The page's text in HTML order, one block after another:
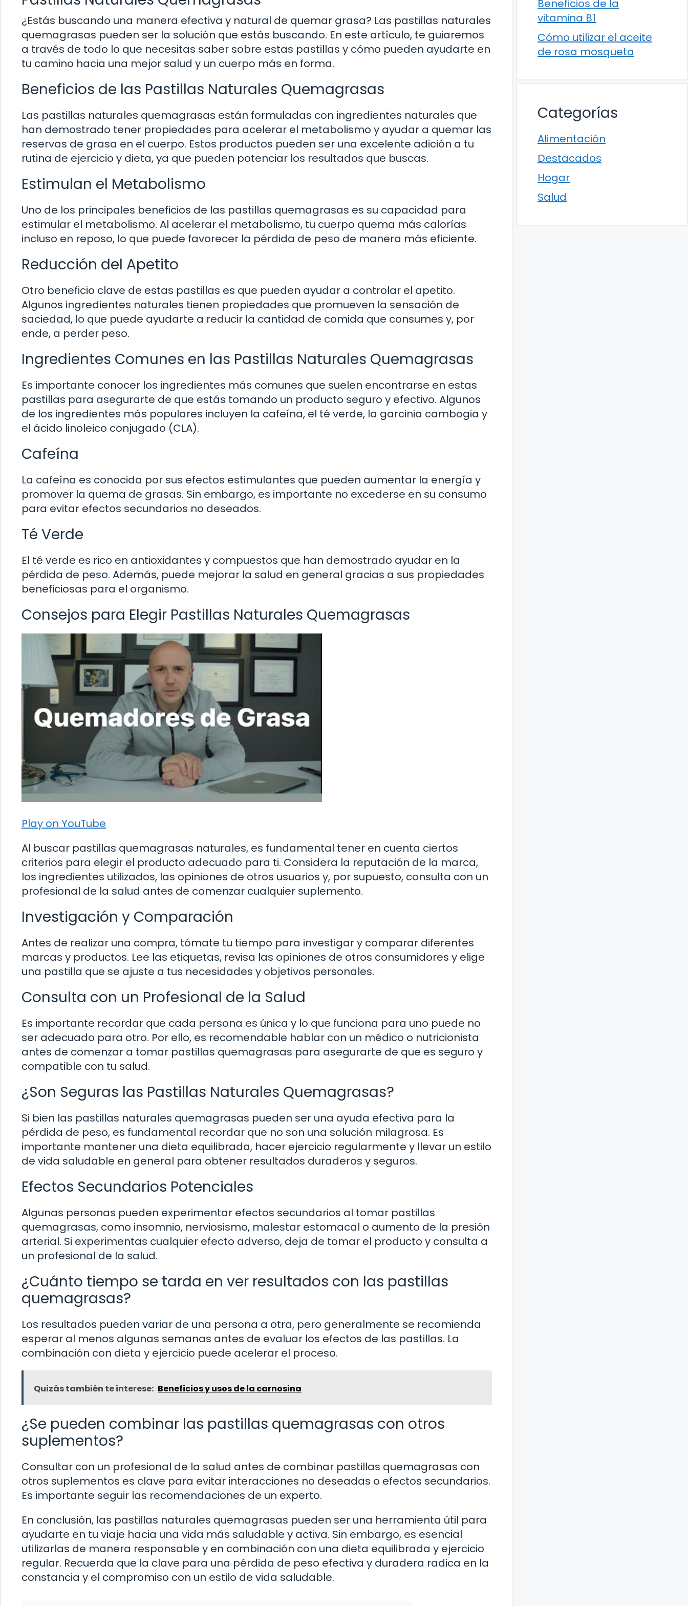
¿Estás buscando una manera efectiva y natural de quemar grasa? Las pastillas naturales
quemagrasas pueden ser la solución que estás buscando. En este artículo, te guiaremos
a través de todo lo que necesitas saber sobre estas pastillas y cómo pueden ayudarte en
tu camino hacia una mejor salud y un cuerpo más en forma.
Beneficios de las Pastillas Naturales Quemagrasas
Las pastillas naturales quemagrasas están formuladas con ingredientes naturales que
han demostrado tener propiedades para acelerar el metabolismo y ayudar a quemar las
reservas de grasa en el cuerpo. Estos productos pueden ser una excelente adición a tu
rutina de ejercicio y dieta, ya que pueden potenciar los resultados que buscas.
Estimulan el Metabolismo
Uno de los principales beneficios de las pastillas quemagrasas es su capacidad para
estimular el metabolismo. Al acelerar el metabolismo, tu cuerpo quema más calorías
incluso en reposo, lo que puede favorecer la pérdida de peso de manera más eficiente.
Reducción del Apetito
Otro beneficio clave de estas pastillas es que pueden ayudar a controlar el apetito.
Algunos ingredientes naturales tienen propiedades que promueven la sensación de
saciedad, lo que puede ayudarte a reducir la cantidad de comida que consumes y, por
ende, a perder peso.
Ingredientes Comunes en las Pastillas Naturales Quemagrasas
Es importante conocer los ingredientes más comunes que suelen encontrarse en estas
pastillas para asegurarte de que estás tomando un producto seguro y efectivo. Algunos
de los ingredientes más populares incluyen la cafeína, el té verde, la garcinia cambogia y
el ácido linoleico conjugado (CLA).
Cafeína
La cafeína es conocida por sus efectos estimulantes que pueden aumentar la energía y
promover la quema de grasas. Sin embargo, es importante no excederse en su consumo
para evitar efectos secundarios no deseados.
Té Verde
El té verde es rico en antioxidantes y compuestos que han demostrado ayudar en la
pérdida de peso. Además, puede mejorar la salud en general gracias a sus propiedades
beneficiosas para el organismo.
Consejos para Elegir Pastillas Naturales Quemagrasas
Play on YouTube
Al buscar pastillas quemagrasas naturales, es fundamental tener en cuenta ciertos
criterios para elegir el producto adecuado para ti. Considera la reputación de la marca,
los ingredientes utilizados, las opiniones de otros usuarios y, por supuesto, consulta con un
profesional de la salud antes de comenzar cualquier suplemento.
Investigación y Comparación
Antes de realizar una compra, tómate tu tiempo para investigar y comparar diferentes
marcas y productos. Lee las etiquetas, revisa las opiniones de otros consumidores y elige
una pastilla que se ajuste a tus necesidades y objetivos personales.
Consulta con un Profesional de la Salud
Es importante recordar que cada persona es única y lo que funciona para uno puede no
ser adecuado para otro. Por ello, es recomendable hablar con un médico o nutricionista
antes de comenzar a tomar pastillas quemagrasas para asegurarte de que es seguro y
compatible con tu salud.
¿Son Seguras las Pastillas Naturales Quemagrasas?
Si bien las pastillas naturales quemagrasas pueden ser una ayuda efectiva para la
pérdida de peso, es fundamental recordar que no son una solución milagrosa. Es
importante mantener una dieta equilibrada, hacer ejercicio regularmente y llevar un estilo
de vida saludable en general para obtener resultados duraderos y seguros.
Efectos Secundarios Potenciales
Algunas personas pueden experimentar efectos secundarios al tomar pastillas
quemagrasas, como insomnio, nerviosismo, malestar estomacal o aumento de la presión
arterial. Si experimentas cualquier efecto adverso, deja de tomar el producto y consulta a
un profesional de la salud.
¿Cuánto tiempo se tarda en ver resultados con las pastillas
quemagrasas?
Los resultados pueden variar de una persona a otra, pero generalmente se recomienda
esperar al menos algunas semanas antes de evaluar los efectos de las pastillas. La
combinación con dieta y ejercicio puede acelerar el proceso.
Quizás también te interese: Beneficios y usos de la carnosina
¿Se pueden combinar las pastillas quemagrasas con otros
suplementos?
Consultar con un profesional de la salud antes de combinar pastillas quemagrasas con
otros suplementos es clave para evitar interacciones no deseadas o efectos secundarios.
Es importante seguir las recomendaciones de un experto.
En conclusión, las pastillas naturales quemagrasas pueden ser una herramienta útil para
ayudarte en tu viaje hacia una vida más saludable y activa. Sin embargo, es esencial
utilizarlas de manera responsable y en combinación con una dieta equilibrada y ejercicio
regular. Recuerda que la clave para una pérdida de peso efectiva y duradera radica en la
constancia y el compromiso con un estilo de vida saludable.
Beneficios de la
vitamina B1
Cómo utilizar el aceite
de rosa mosqueta
Categorías
Alimentación
Destacados
Hogar
Salud